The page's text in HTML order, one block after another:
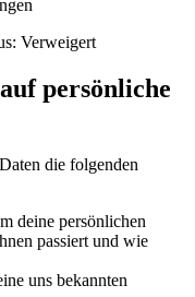
Verweigert
persönliche
die folgenden
deine persönlichen
passiert und wie
uns bekannten